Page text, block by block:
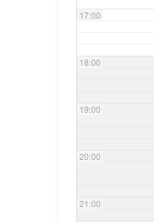
17:00
18:00
19:00
20:00
21:00